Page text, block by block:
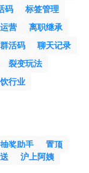
码
标签管理
营
离职继承
群活码
聊天记录
裂变玩法
行业
抽奖助手
置顶
沪上阿姨